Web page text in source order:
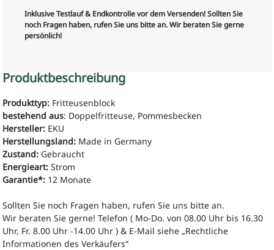
Inklusive Testlauf & Endkontrolle vor dem Versenden! Sollten Sie
noch Fragen haben, rufen Sie uns bitte an. Wir beraten Sie gerne
persönlich!
Produktbeschreibung
Produkttyp: Fritteusenblock
bestehend aus: Doppelfritteuse, Pommesbecken
Hersteller: EKU
Herstellungsland: Made in Germany
Zustand: Gebraucht
Energieart: Strom
Garantie*: 12 Monate
Sollten Sie noch Fragen haben, rufen Sie uns bitte an.
Wir beraten Sie gerne! Telefon ( Mo-Do. von 08.00 Uhr bis 16.30
Uhr, Fr. 8.00 Uhr -14.00 Uhr ) & E-Mail siehe „Rechtliche
Informationen des Verkäufers“